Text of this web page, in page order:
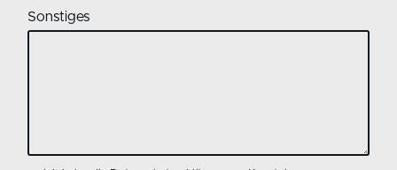
Sonstiges